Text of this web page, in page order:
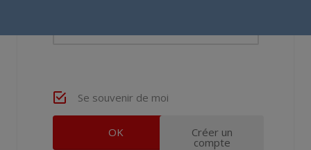
Se souvenir de moi
Créer un
compte